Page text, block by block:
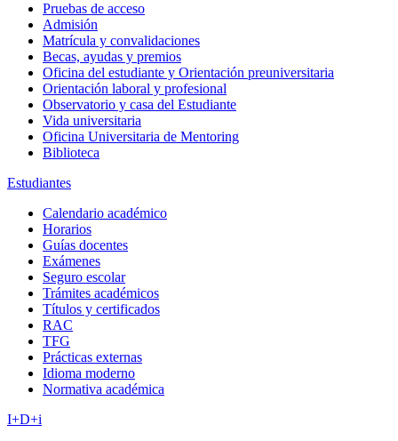
Pruebas de acceso
Admisión
Matrícula y convalidaciones
Becas, ayudas y premios
Oficina del estudiante y Orientación preuniversitaria
Orientación laboral y profesional
Observatorio y casa del Estudiante
Vida universitaria
Oficina Universitaria de Mentoring
Biblioteca
Estudiantes
Calendario académico
Horarios
Guías docentes
Exámenes
Seguro escolar
Trámites académicos
Títulos y certificados
RAC
TFG
Prácticas externas
Idioma moderno
Normativa académica
I+D+i